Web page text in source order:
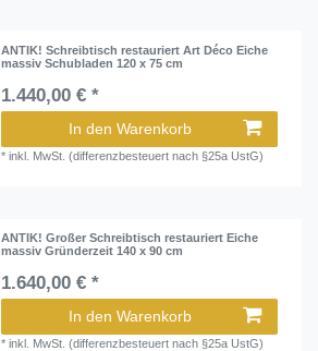
ANTIK! Schreibtisch restauriert Art Déco Eiche
massiv Schubladen 120 x 75 cm
1.440,00 € *
In den Warenkorb
*inkl. MwSt. (differenzbesteuert nach §25a UstG)
ANTIK! Großer Schreibtisch restauriert Eiche
massiv Gründerzeit 140 x 90 cm
1.640,00 € *
In den Warenkorb
*inkl. MwSt. (differenzbesteuert nach §25a UstG)